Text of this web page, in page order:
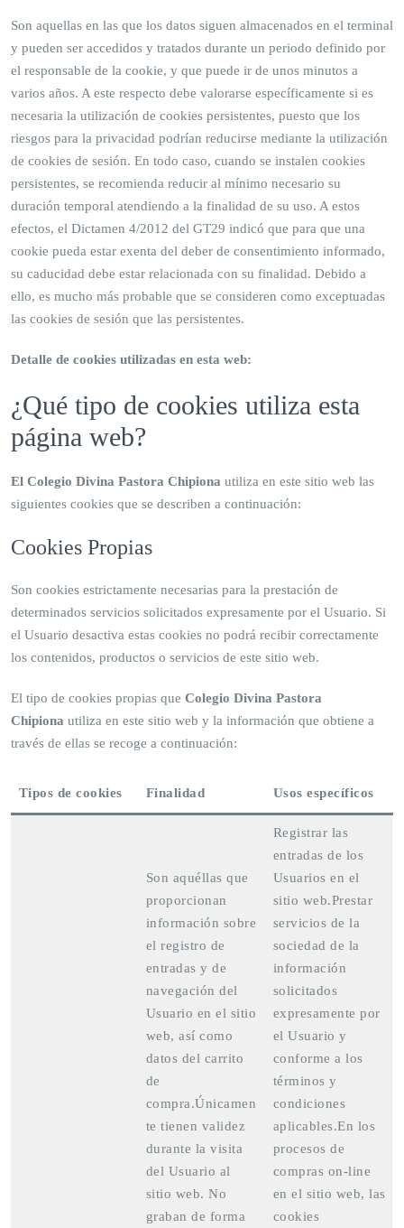
Son aquellas en las que los datos siguen almacenados en el terminal
y pueden ser accedidos y tratados durante un periodo definido por
el responsable de la cookie, y que puede ir de unos minutos a
varios años. A este respecto debe valorarse específicamente si es
necesaria la utilización de cookies persistentes, puesto que los
riesgos para la privacidad podrían reducirse mediante la utilización
de cookies de sesión. En todo caso, cuando se instalen cookies
persistentes, se recomienda reducir al mínimo necesario su
duración temporal atendiendo a la finalidad de su uso. A estos
efectos, el Dictamen 4/2012 del GT29 indicó que para que una
cookie pueda estar exenta del deber de consentimiento informado,
su caducidad debe estar relacionada con su finalidad. Debido a
ello, es mucho más probable que se consideren como exceptuadas
las cookies de sesión que las persistentes.
Detalle de cookies utilizadas en esta web:
¿Qué tipo de cookies utiliza esta
página web?
El Colegio Divina Pastora Chipiona utiliza en este sitio web las
siguientes cookies que se describen a continuación:
Cookies Propias
Son cookies estrictamente necesarias para la prestación de
determinados servicios solicitados expresamente por el Usuario. Si
el Usuario desactiva estas cookies no podrá recibir correctamente
los contenidos, productos o servicios de este sitio web.
El tipo de cookies propias que Colegio Divina Pastora
Chipiona utiliza en este sitio web y la información que obtiene a
través de ellas se recoge a continuación:
Tipos de cookies Finalidad Usos específicos
Son aquéllas que
proporcionan
información sobre
el registro de
entradas y de
navegación del
Usuario en el sitio
web, así como
datos del carrito
de
compra.Únicamen
te tienen validez
durante la visita
del Usuario al
sitio web. No
graban de forma
Registrar las
entradas de los
Usuarios en el
sitio web.Prestar
servicios de la
sociedad de la
información
solicitados
expresamente por
el Usuario y
conforme a los
términos y
condiciones
aplicables.En los
procesos de
compras on-line
en el sitio web, las
cookies